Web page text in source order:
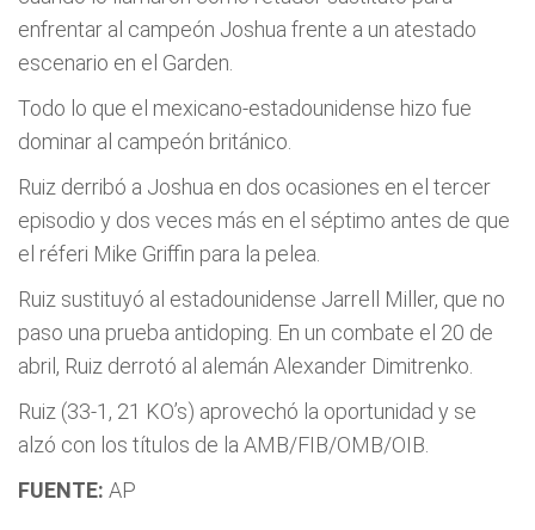
enfrentar al campeón Joshua frente a un atestado
escenario en el Garden.
Todo lo que el mexicano-estadounidense hizo fue
dominar al campeón británico.
Ruiz derribó a Joshua en dos ocasiones en el tercer
episodio y dos veces más en el séptimo antes de que
el réferi Mike Griffin para la pelea.
Ruiz sustituyó al estadounidense Jarrell Miller, que no
paso una prueba antidoping. En un combate el 20 de
abril, Ruiz derrotó al alemán Alexander Dimitrenko.
Ruiz (33-1, 21 KO’s) aprovechó la oportunidad y se
alzó con los títulos de la AMB/FIB/OMB/OIB.
FUENTE: AP